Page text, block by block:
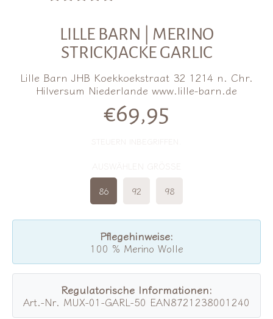
LILLE BARN | MERINO
STRICKJACKE GARLIC
Lille Barn JHB Koekkoekstraat 32 1214 n. Chr.
Hilversum Niederlande www.lille-barn.de
Normalpreis
€69,95
86 92 98
Pflegehinweise:
100 % Merino Wolle
Regulatorische Informationen:
Art.-Nr. MUX-01-GARL-50 EAN8721238001240